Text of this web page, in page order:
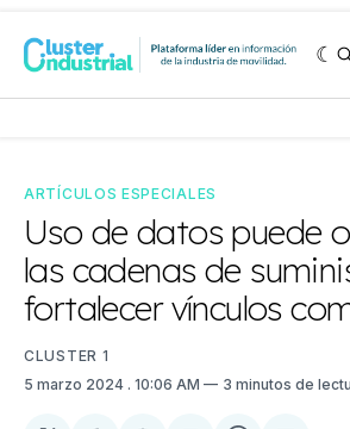
ARTÍCULOS ESPECIALES
Uso de datos puede
las cadenas de
fortalecer vínculos
CLUSTER 1
5 marzo 2024 . 10:06 AM 3 minutos de